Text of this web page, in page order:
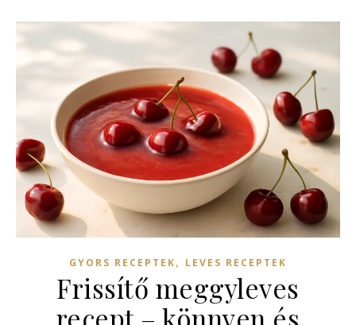
GYORS RECEPTEK, LEVES RECEPTEK
Frissítő meggyleves
recept – könnyen és